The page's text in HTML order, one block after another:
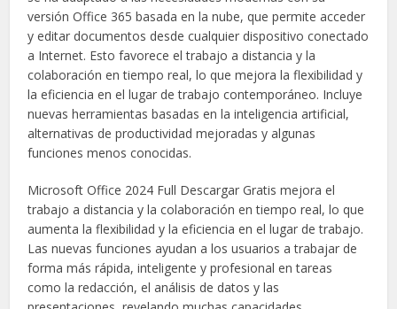
versión Office 365 basada en la nube, que permite acceder
y editar documentos desde cualquier dispositivo conectado
a Internet. Esto favorece el trabajo a distancia y la
colaboración en tiempo real, lo que mejora la flexibilidad y
la eficiencia en el lugar de trabajo contemporáneo. Incluye
nuevas herramientas basadas en la inteligencia artificial,
alternativas de productividad mejoradas y algunas
funciones menos conocidas.
Microsoft Office 2024 Full Descargar Gratis mejora el
trabajo a distancia y la colaboración en tiempo real, lo que
aumenta la flexibilidad y la eficiencia en el lugar de trabajo.
Las nuevas funciones ayudan a los usuarios a trabajar de
forma más rápida, inteligente y profesional en tareas
como la redacción, el análisis de datos y las